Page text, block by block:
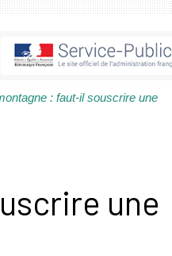
: faut-il souscrire une
une